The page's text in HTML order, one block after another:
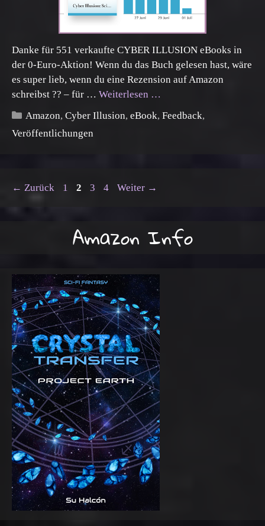
Danke für 551 verkaufte CYBER ILLUSION eBooks in
der 0-Euro-Aktion! Wenn du das Buch gelesen hast, wäre
es super lieb, wenn du eine Rezension auf Amazon
schreibst ?? – für … Weiterlesen …
Kategorien
Amazon,Cyber Illusion,eBook,Feedback,
Veröffentlichungen
← Zurück Seite
1 Seite
2 Seite
3 Seite
4 Weiter →
Amazon Info